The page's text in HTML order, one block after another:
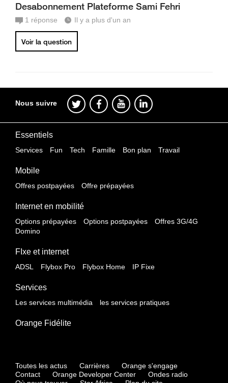
Desabonnement Plateforme Sami Fehri
1 réponse Il y a plus d'un an
Voir la question
Nous suivre
Essentiels
Services Fun Tech Famille Bon plan Travail
Mobile
Offres postpayées Offre prépayées
Internet en mobilité
Options prépayées Options postpayées
Offres 3G/4G
Domino
FIxe et internet
ADSL Flybox Pro Flybox Home IP Fixe
Services
Les services multimédia les services pratiques
Orange Fidélite
Toutes les actus Carrières
Orange s'engage
Contact
Orange Developer Center
Ondes radio